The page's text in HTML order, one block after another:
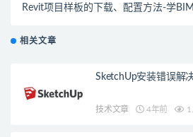
Revit项目样板的下载、配置方法-学
相关文章
SketchUp安装错误解
技术文章 4年前